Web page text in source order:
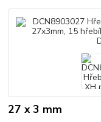
27 x 3 mm